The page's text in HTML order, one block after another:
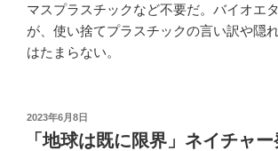
マスプラスチックなど不要だ。バイオエ
が、使い捨てプラスチックの言い訳や隠
はたまらない。
投
2023年6月8日
「地球は既に限界」ネイチャ